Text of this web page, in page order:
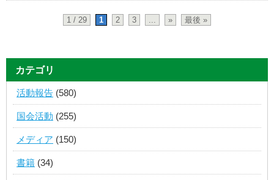
1 / 29 1 2 3 ... » 最後 »
カテゴリ
活動報告 (580)
国会活動 (255)
メディア (150)
書籍 (34)